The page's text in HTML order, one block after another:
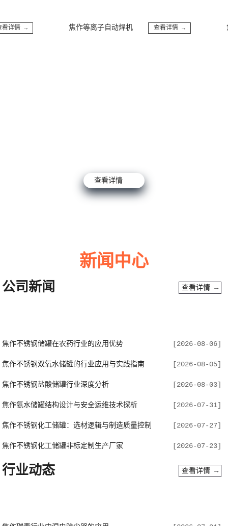
情 → 查看详情 →
焦作等离子自动焊机 焦
查看详情
新闻中心
查看详情 →
公司新闻
焦作不锈钢储罐在农药行业的应用优势 [2026-08-06]
焦作不锈钢双氧水储罐的行业应用与实践指南 [2026-08-05]
焦作不锈钢盐酸储罐行业深度分析 [2026-08-03]
焦作氨水储罐结构设计与安全运维技术探析 [2026-07-31]
焦作不锈钢化工储罐：选材逻辑与制造质量控制 [2026-07-27]
焦作不锈钢化工储罐非标定制生产厂家 [2026-07-23]
查看详情 →
行业动态